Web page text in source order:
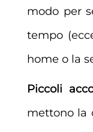
modo per
tempo
home o la
Piccoli
mettono la